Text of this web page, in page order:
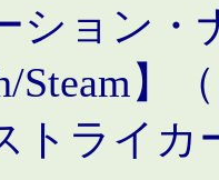
ション・
Steam】
トライカ